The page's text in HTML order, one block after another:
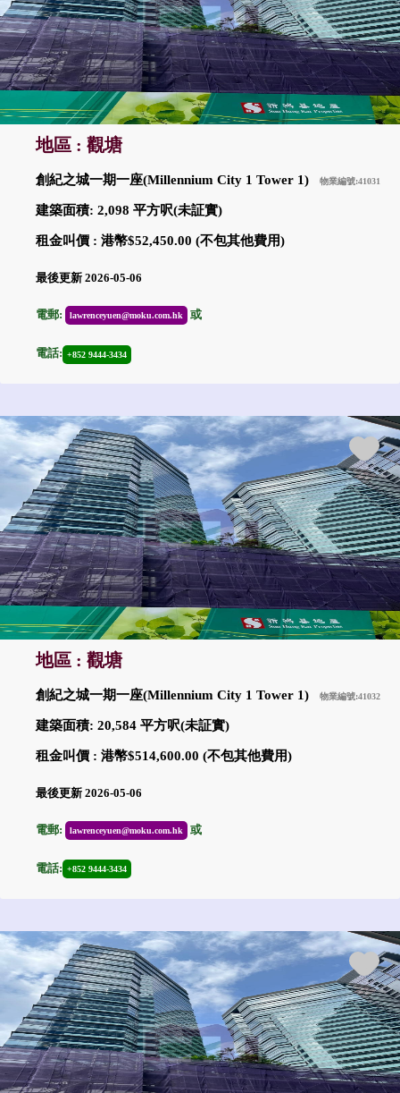
地區 : 觀塘
創紀之城一期一座(Millennium City 1 Tower 1) 物業編號:41031
建築面積: 2,098 平方呎(未証實)
租金叫價 : 港幣$52,450.00 (不包其他費用)
最後更新 2026-05-06
電郵: lawrenceyuen@moku.com.hk 或
電話: +852 9444-3434
地區 : 觀塘
創紀之城一期一座(Millennium City 1 Tower 1) 物業編號:41032
建築面積: 20,584 平方呎(未証實)
租金叫價 : 港幣$514,600.00 (不包其他費用)
最後更新 2026-05-06
電郵: lawrenceyuen@moku.com.hk 或
電話: +852 9444-3434